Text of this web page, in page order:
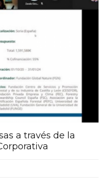
a través de la